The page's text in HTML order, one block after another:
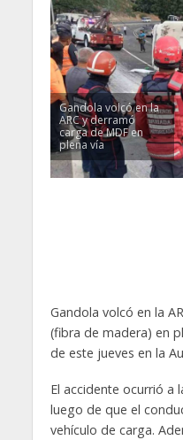
Gandola volcó en la
ARC y derramó
carga de MDF en
plena vía
Gandola volcó en la
(fibra de madera) en
de este jueves en la
El accidente ocurrió a
luego de que el
vehículo de carga.